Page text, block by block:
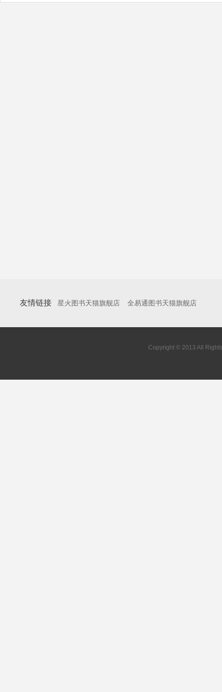
友情链接 星火图书天猫旗舰店 全易通图书天猫旗舰店
Copyright © 2013 All